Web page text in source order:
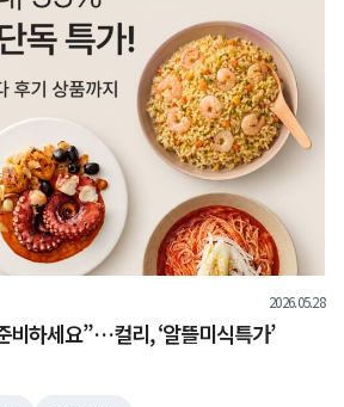
2026.05.28
비하세요”…컬리, ‘알뜰미식특가’